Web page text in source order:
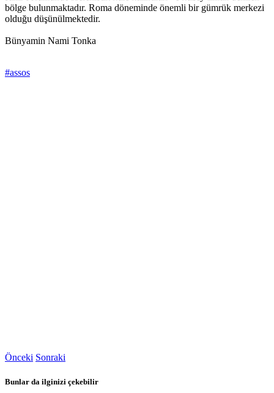
bölge bulunmaktadır. Roma döneminde önemli bir gümrük merkezi
olduğu düşünülmektedir.
Bünyamin Nami Tonka
#assos
Önceki Sonraki
Bunlar da ilginizi çekebilir